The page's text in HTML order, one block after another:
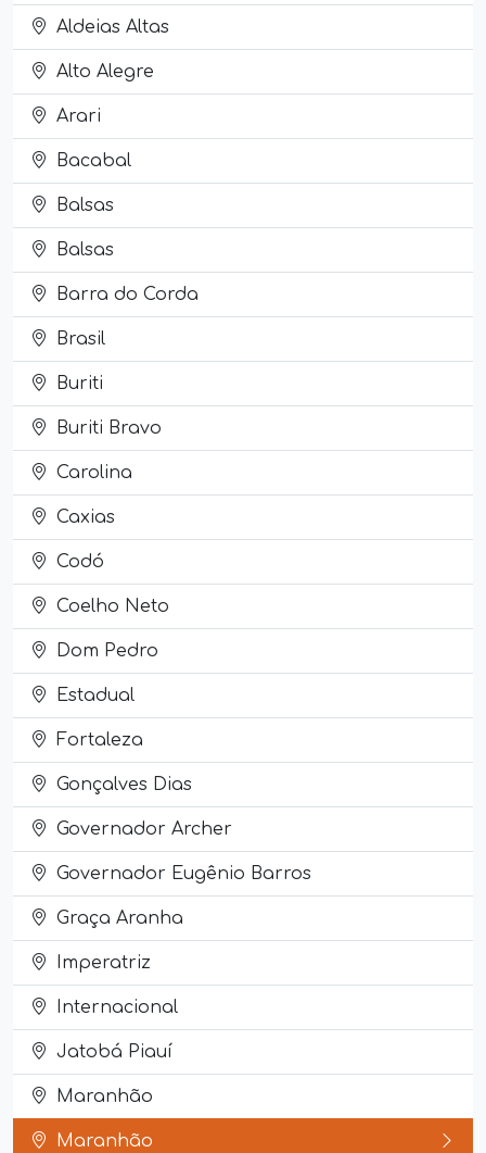
Aldeias Altas
Alto Alegre
Arari
Bacabal
Balsas
Balsas
Barra do Corda
Brasil
Buriti
Buriti Bravo
Carolina
Caxias
Codó
Coelho Neto
Dom Pedro
Estadual
Fortaleza
Gonçalves Dias
Governador Archer
Governador Eugênio Barros
Graça Aranha
Imperatriz
Internacional
Jatobá Piauí
Maranhão
Maranhão